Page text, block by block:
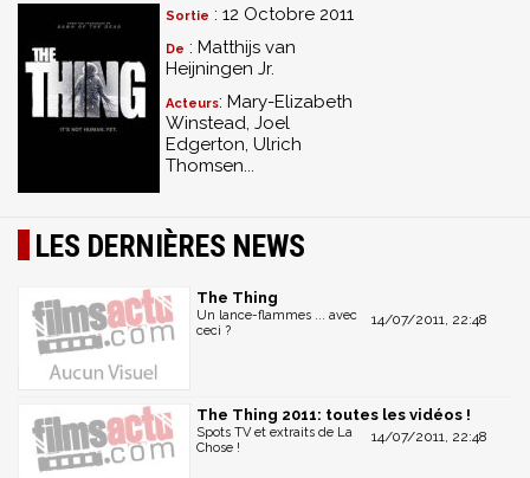
Sortie : 12 Octobre 2011
De : Matthijs van
Heijningen Jr.
Acteurs: Mary-Elizabeth
Winstead, Joel
Edgerton, Ulrich
Thomsen...
LES DERNIÈRES NEWS
The Thing
14/07/2011, 22:48
Un lance-flammes ... avec
ceci ?
The Thing 2011: toutes les vidéos !
14/07/2011, 22:48
Spots TV et extraits de La
Chose !